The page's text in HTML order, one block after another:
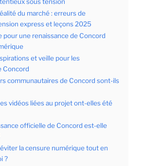
sous tension
du marché : erreurs de
express et leçons 2025
pour une renaissance de Concord
et veille pour les
Concord
communautaires de Concord sont-ils
vidéos liées au projet ont-elles été
officielle de Concord est-elle
la censure numérique tout en
?